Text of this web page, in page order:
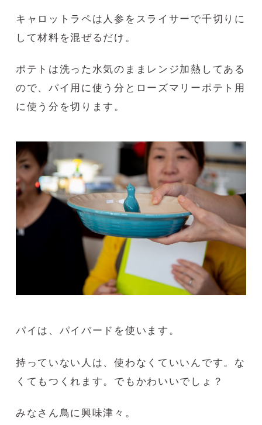
キャロットラペは人参をスライサーで千切りに
して材料を混ぜるだけ。
ポテトは洗った水気のままレンジ加熱してある
ので、パイ用に使う分とローズマリーポテト用
に使う分を切ります。
パイは、パイバードを使います。
持っていない人は、使わなくていいんです。な
くてもつくれます。でもかわいいでしょ？
みなさん鳥に興味津々。